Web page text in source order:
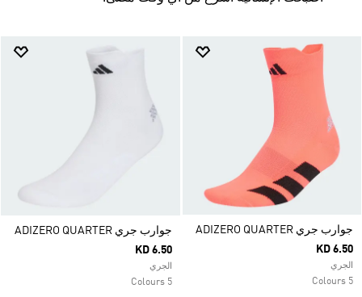
جوارب جري ADIZERO QUARTER
KD 6.50
الجري
5 Colours
جوارب جري ADIZERO QUARTER
KD 6.50
الجري
5 Colours